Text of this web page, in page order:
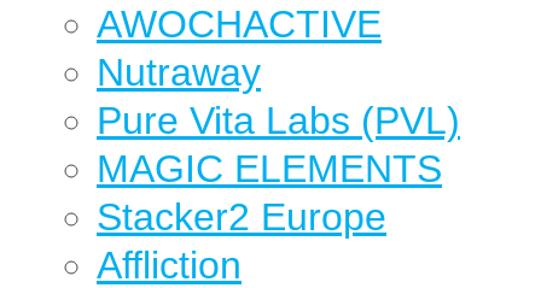
AWOCHACTIVE
Nutraway
Pure Vita Labs (PVL)
MAGIC ELEMENTS
Stacker2 Europe
Affliction